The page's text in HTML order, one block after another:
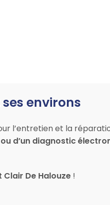
environs
l’entretien et la
d’un diagnostic
De Halouze !